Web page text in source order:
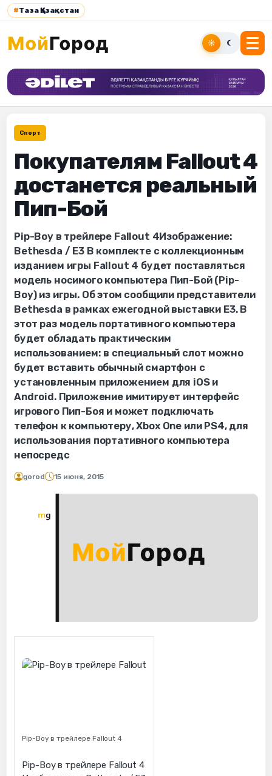
#Таза Қазақстан
☀ ☾
Спорт
Покупателям Fallout 4
достанется реальный
Пип-Бой
Pip-Boy в трейлере Fallout 4Изображение:
Bethesda / E3 В комплекте с коллекционным
изданием игры Fallout 4 будет поставляться
модель носимого компьютера Пип-Бой (Pip-
Boy) из игры. Об этом сообщили представители
Bethesda в рамках ежегодной выставки E3. В
этот раз модель портативного компьютера
будет обладать практическим
использованием: в специальный слот можно
будет вставить обычный смартфон с
установленным приложением для iOS и
Android. Приложение имитирует интерфейс
игрового Пип-Боя и может подключать
телефон к компьютеру, Xbox One или PS4, для
использования портативного компьютера
непосредс
gorod 15 июня, 2015
Pip-Boy в трейлере Fallout 4
Pip-Boy в трейлере Fallout 4